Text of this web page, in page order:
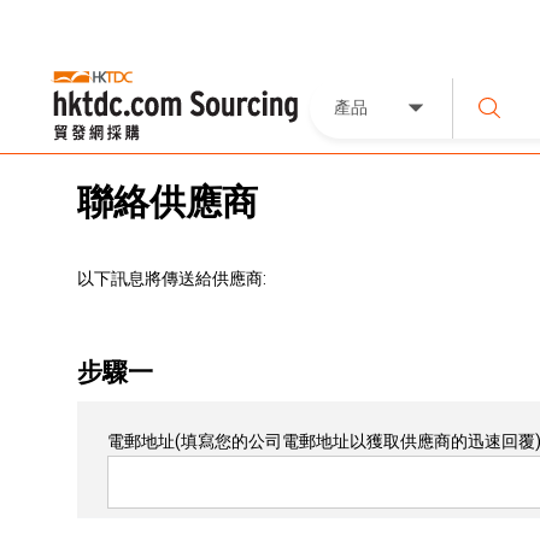
產品
聯絡供應商
以下訊息將傳送給供應商:
步驟一
電郵地址(填寫您的公司電郵地址以獲取供應商的迅速回覆)